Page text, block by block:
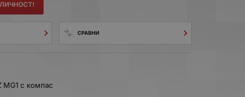
СРАВНИ
MG1 с компас